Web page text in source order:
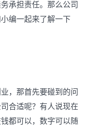
承担责任。那么公司
编一起来了解一下
，那首先要碰到的问
合适呢？有人说现在
都可以，数字可以随